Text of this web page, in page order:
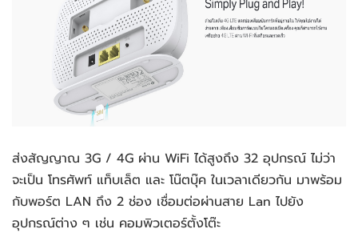
ส่งสัญญาณ 3G / 4G ผ่าน WiFi ได้สูงถึง 32 อุปกรณ์ ไม่ว่า
จะเป็น โทรศัพท์ แท็บเล็ต และ โน๊ตบุ๊ค ในเวลาเดียวกัน มาพร้อม
กับพอร์ต LAN ถึง 2 ช่อง เชื่อมต่อผ่านสาย Lan ไปยัง
อุปกรณ์ต่าง ๆ เช่น คอมพิวเตอร์ตั้งโต๊ะ